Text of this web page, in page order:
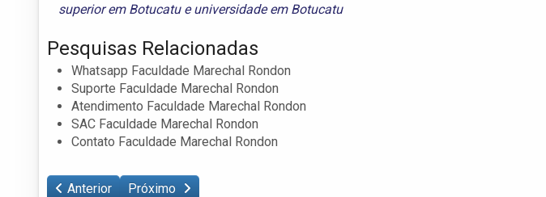
superior em Botucatueuniversidade em Botucatu
Pesquisas Relacionadas
Whatsapp Faculdade Marechal Rondon
Suporte Faculdade Marechal Rondon
Atendimento Faculdade Marechal Rondon
SAC Faculdade Marechal Rondon
Contato Faculdade Marechal Rondon
Anterior Próximo